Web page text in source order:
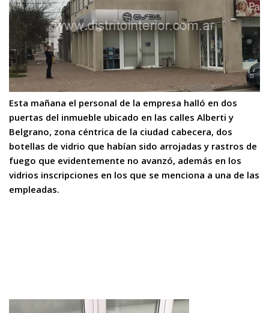
Esta mañana el personal de la empresa halló en dos
puertas del inmueble ubicado en las calles Alberti y
Belgrano, zona céntrica de la ciudad cabecera, dos
botellas de vidrio que habían sido arrojadas y rastros de
fuego que evidentemente no avanzó, además en los
vidrios inscripciones en los que se menciona a una de las
empleadas.